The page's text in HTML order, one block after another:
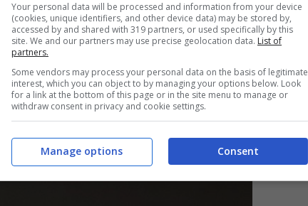
intervenire,elencando il suo curriculum a chi
sicuro di dove sia iniziata questa
Sono felicemente in pensione. Cinque
Lega, una Champions League, una Scarpa
in Premier League, di cui uno su rigore. La
Your personal data will be processed and information from your device
(cookies, unique identifiers, and other device data) may be stored by,
accessed by and shared with 319 partners, or used specifically by this
site. We and our partners may use precise geolocation data. List of
partners.
Some vendors may process your personal data on the basis of legitimate
interest, which you can object to by managing your options below. Look
for a link at the bottom of this page or in the site menu to manage or
withdraw consent in privacy and cookie settings.
Consent
Manage options